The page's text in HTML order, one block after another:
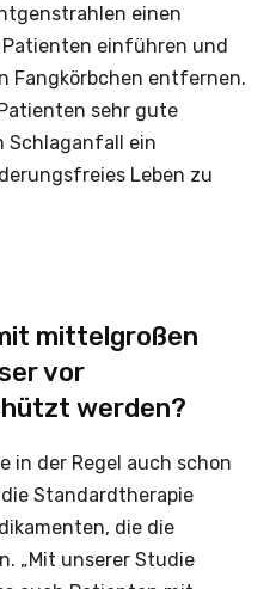
einen
Patienten einführen und
Fangkörbchen entfernen.
sehr gute
Schlaganfall ein
Leben zu
mittelgroßen
vor
werden?
in der Regel auch schon
Standardtherapie
die die
„Mit unserer Studie